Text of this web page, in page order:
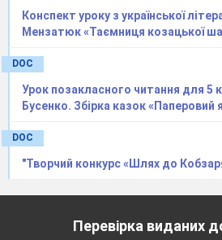
Конспект уроку з української
Мензатюк «Таємниця козацької
DOC
Урок позакласного читання для 5
Бусенко. Збірка казок «Паперовий
DOC
"Творчий конкурс «Шлях до
Перевірка виданих